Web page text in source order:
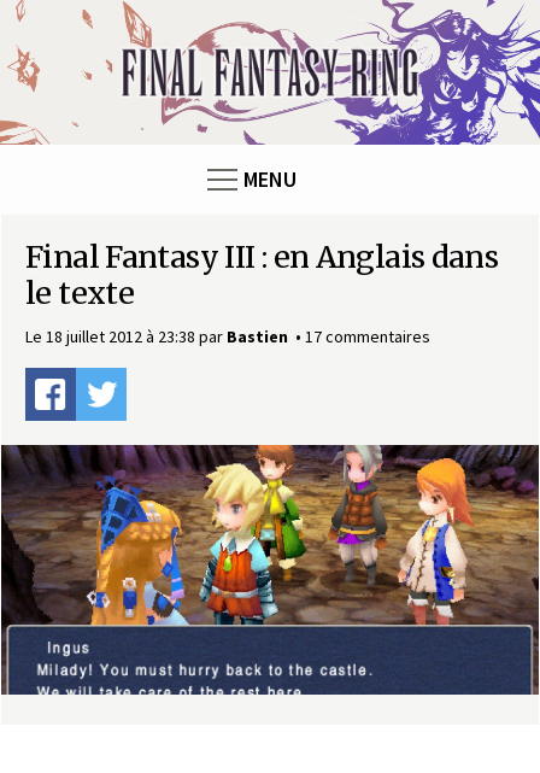
F
n
n
t
a
s
y
MENU
Final Fantasy III : en Anglais dans
le texte
Le 18 juillet 2012 à 23:38 par Bastien 17 commentaires
Panneau de gestion des cookies